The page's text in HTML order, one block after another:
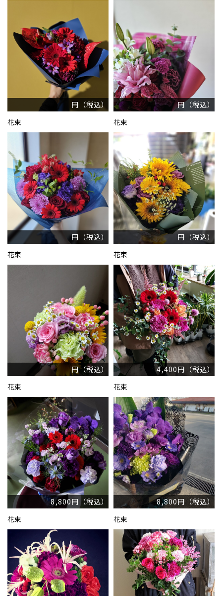
円（税込）
花束
円（税込）
花束
円（税込）
花束
円（税込）
花束
円（税込）
花束
4,400円（税込）
花束
8,800円（税込）
花束
8,800円（税込）
花束